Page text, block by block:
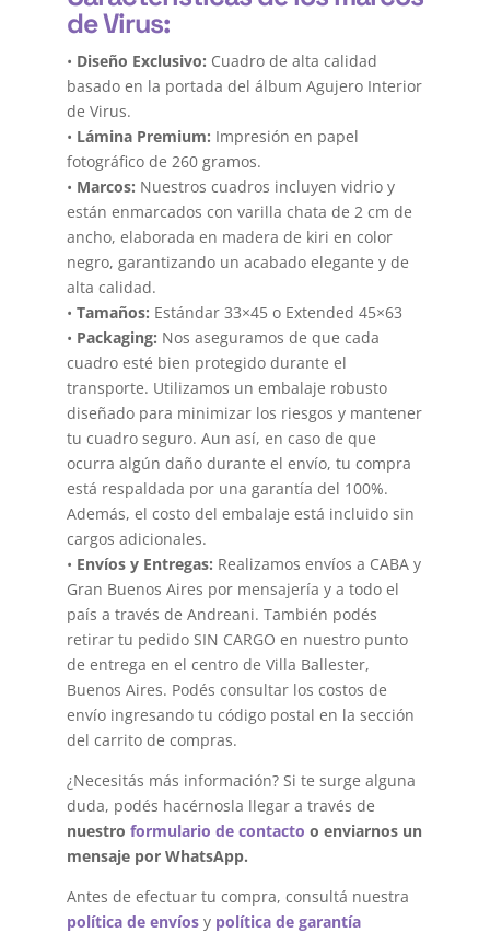
de Virus:
• Diseño Exclusivo: Cuadro de alta calidad
basado en la portada del álbum Agujero Interior
de Virus.
• Lámina Premium: Impresión en papel
fotográfico de 260 gramos.
• Marcos: Nuestros cuadros incluyen vidrio y
están enmarcados con varilla chata de 2 cm de
ancho, elaborada en madera de kiri en color
negro, garantizando un acabado elegante y de
alta calidad.
• Tamaños: Estándar 33×45 o Extended 45×63
• Packaging: Nos aseguramos de que cada
cuadro esté bien protegido durante el
transporte. Utilizamos un embalaje robusto
diseñado para minimizar los riesgos y mantener
tu cuadro seguro. Aun así, en caso de que
ocurra algún daño durante el envío, tu compra
está respaldada por una garantía del 100%.
Además, el costo del embalaje está incluido sin
cargos adicionales.
• Envíos y Entregas: Realizamos envíos a CABA y
Gran Buenos Aires por mensajería y a todo el
país a través de Andreani. También podés
retirar tu pedido SIN CARGO en nuestro punto
de entrega en el centro de Villa Ballester,
Buenos Aires. Podés consultar los costos de
envío ingresando tu código postal en la sección
del carrito de compras.
¿Necesitás más información? Si te surge alguna
duda, podés hacérnosla llegar a través de
nuestro formulario de contacto o enviarnos un
mensaje por WhatsApp.
Antes de efectuar tu compra, consultá nuestra
política de envíosy política de garantía